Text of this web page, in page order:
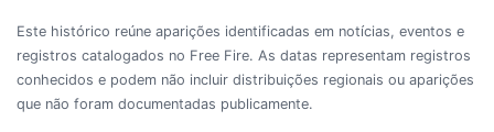
Este histórico reúne aparições identificadas em notícias, eventos e
registros catalogados no Free Fire. As datas representam registros
conhecidos e podem não incluir distribuições regionais ou aparições
que não foram documentadas publicamente.